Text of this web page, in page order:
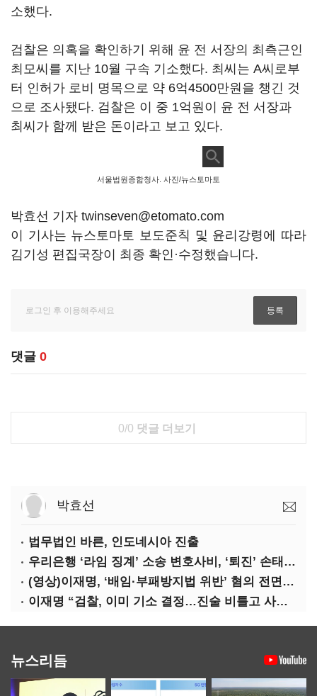
소했다.
검찰은 의혹을 확인하기 위해 윤 전 서장의 최측근인
최모씨를 지난 10월 구속 기소했다. 최씨는 A씨로부
터 인허가 로비 명목으로 약 6억4500만원을 챙긴 것
으로 조사됐다. 검찰은 이 중 1억원이 윤 전 서장과
최씨가 함께 받은 돈이라고 보고 있다.
서울법원종합청사. 사진/뉴스토마토
박효선 기자 twinseven@etomato.com
이 기사는 뉴스토마토 보도준칙 및 윤리강령에 따라
김기성 편집국장이 최종 확인·수정했습니다.
댓글 0
0/0 댓글 더보기
박효선
법무법인 바른, 인도네시아 진출
우리은행 ‘라임 징계’ 소송 변호사비, ‘퇴진’ 손태승 회장 개인이 납부하나
(영상)이재명, ‘배임·부패방지법 위반’ 혐의 전면 반박(종합)
이재명 “검찰, 이미 기소 결정…진술 비틀고 사건 조작에 악용”
뉴스리듬